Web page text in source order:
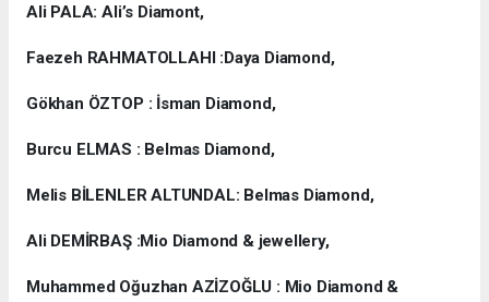
Ali PALA: Ali’s Diamont,
Faezeh RAHMATOLLAHI :Daya Diamond,
Gökhan ÖZTOP : İsman Diamond,
Burcu ELMAS : Belmas Diamond,
Melis BİLENLER ALTUNDAL: Belmas Diamond,
Ali DEMİRBAŞ :Mio Diamond & jewellery,
Muhammed Oğuzhan AZİZOĞLU : Mio Diamond &